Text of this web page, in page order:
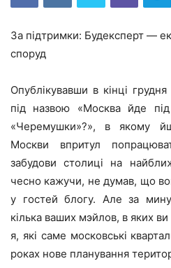
За підтримки: Будексперт —
споруд
Опублікувавши в кінці
під назвою «Москва йде
«Черемушки»?», в якому
Москви впритул
забудови столиці на
чесно кажучи, не думав, що
у гостей блогу. Але за
кілька ваших мэйлов, в яких
я, які саме московські
роках нове планування